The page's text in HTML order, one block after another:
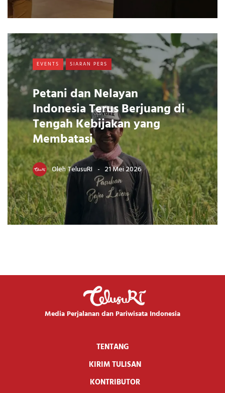
EVENTS SIARAN PERS
Petani dan Nelayan
Indonesia Terus Berjuang di
Tengah Kebijakan yang
Membatasi
OlehTelusuRI 21 Mei 2026
Media Perjalanan dan Pariwisata Indonesia
TENTANG
KIRIM TULISAN
KONTRIBUTOR